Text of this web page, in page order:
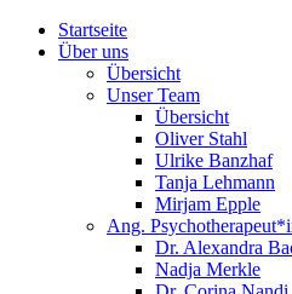
Startseite
Über uns
Übersicht
Unser Team
Übersicht
Oliver Stahl
Ulrike Banzhaf
Tanja Lehmann
Mirjam Epple
Ang.
Dr. Alexandra
Nadja Merkle